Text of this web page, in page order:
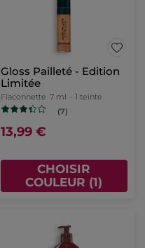
Gloss Pailleté - Edition
Limitée
Flaconnette 7 ml - 1 teinte
(7)
13,99 €
CHOISIR
COULEUR (1)